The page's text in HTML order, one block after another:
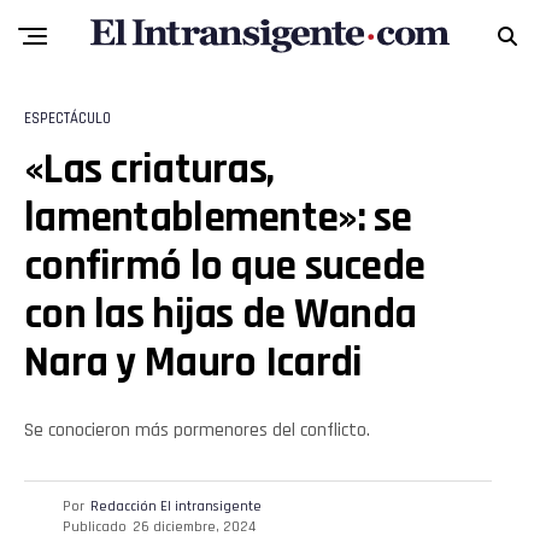
ESPECTÁCULO
«Las criaturas,
lamentablemente»: se
confirmó lo que sucede
con las hijas de Wanda
Nara y Mauro Icardi
Se conocieron más pormenores del conflicto.
Por Redacción El intransigente
Publicado 26 diciembre, 2024
Flipboard
Reddit
Pinterest
Whatsapp
Email